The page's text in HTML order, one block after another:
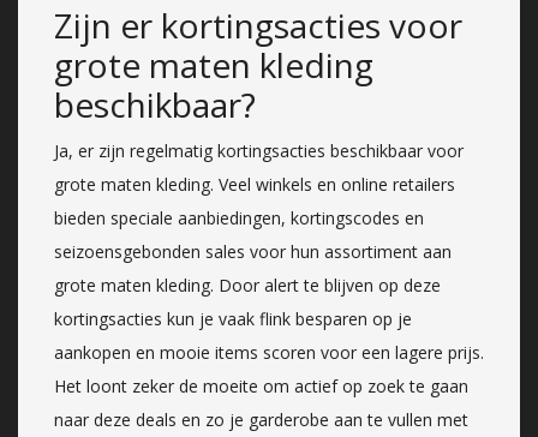
Zijn er kortingsacties voor
grote maten kleding
beschikbaar?
Ja, er zijn regelmatig kortingsacties beschikbaar voor
grote maten kleding. Veel winkels en online retailers
bieden speciale aanbiedingen, kortingscodes en
seizoensgebonden sales voor hun assortiment aan
grote maten kleding. Door alert te blijven op deze
kortingsacties kun je vaak flink besparen op je
aankopen en mooie items scoren voor een lagere prijs.
Het loont zeker de moeite om actief op zoek te gaan
naar deze deals en zo je garderobe aan te vullen met